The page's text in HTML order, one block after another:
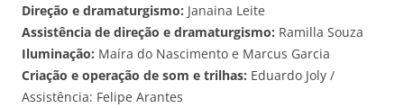
Direção e dramaturgismo: Janaina Leite
Assistência de direção e dramaturgismo: Ramilla Souza
Iluminação: Maíra do Nascimento e Marcus Garcia
Criação e operação de som e trilhas: Eduardo Joly /
Assistência: Felipe Arantes